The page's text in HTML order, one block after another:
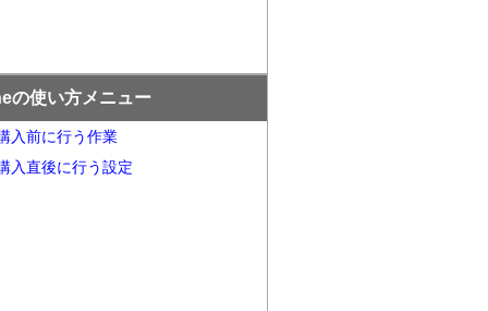
の使い方メニュー
入前に行う作業
入直後に行う設定